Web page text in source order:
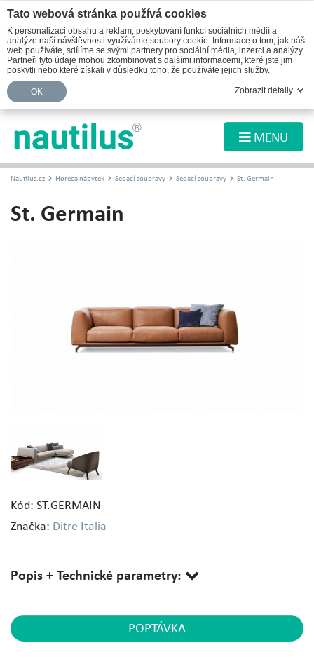
MENU
Nautilus.cz Horeca nábytek Sedací soupravy Sedací soupravy St. Germain
St. Germain
Kód: ST.GERMAIN
Značka: Ditre Italia
Popis + Technické parametry:
POPTÁVKA
Tato webová stránka používá cookies
K personalizaci obsahu a reklam, poskytování funkcí sociálních médií a
analýze naší návštěvnosti využíváme soubory cookie. Informace o tom, jak náš
web používáte, sdílíme se svými partnery pro sociální média, inzerci a analýzy.
Partneři tyto údaje mohou zkombinovat s dalšími informacemi, které jste jim
poskytli nebo které získali v důsledku toho, že používáte jejich služby.
OK Zobrazit detaily